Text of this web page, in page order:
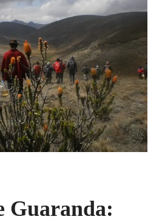
Guaranda: